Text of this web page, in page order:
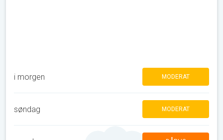
i morgen MODERAT
søndag MODERAT